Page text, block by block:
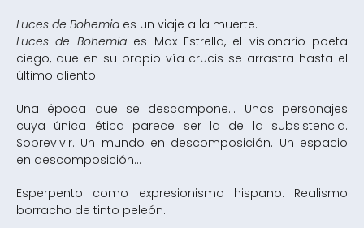
Luces de Bohemia es un viaje a la muerte.
Luces de Bohemiaes Max Estrella, el visionario poeta
ciego, que en su propio vía crucis se arrastra hasta el
último aliento.
Una época que se descompone... Unos personajes
cuya única ética parece ser la de la subsistencia.
Sobrevivir. Un mundo en descomposición. Un espacio
en descomposición...
Esperpento como expresionismo hispano. Realismo
borracho de tinto peleón.